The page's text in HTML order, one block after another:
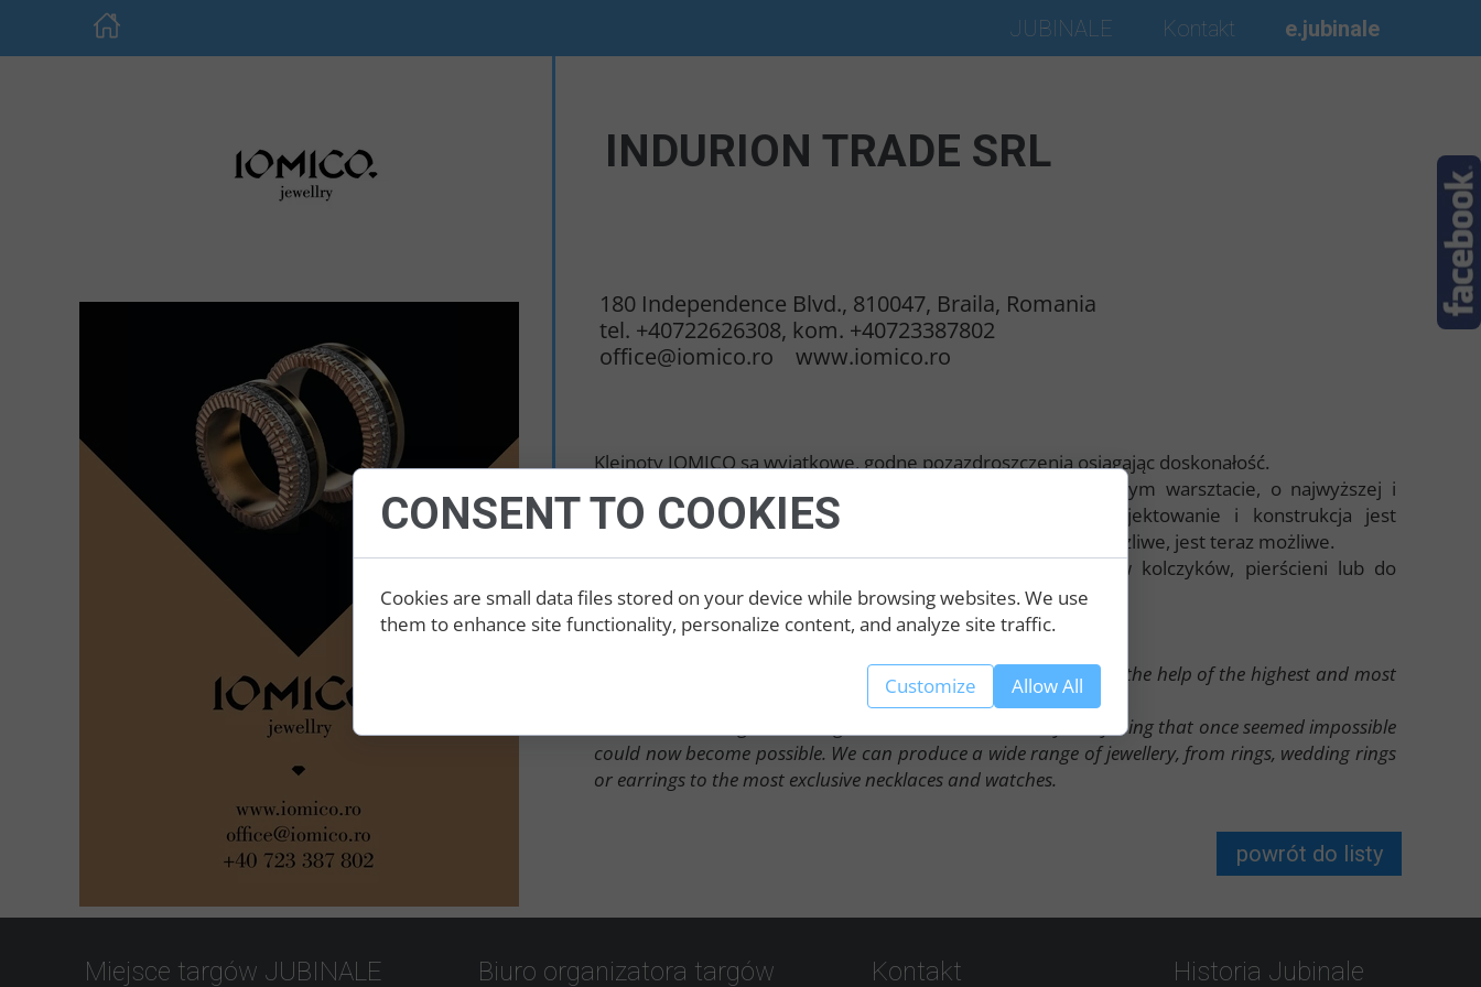
Klejnoty IOMICO są wyjątkowe, godne pozazdroszczenia osiągając doskonałość.
Wszystkie klejnoty są projektowane i produkowane w naszym warsztacie, o najwyższej i
wyjątkowej technologii - 3D Printing. Innowacja jest projektowanie i konstrukcja jest
innowacyjny. Dlatego wszystko, co kiedyś wydawało się niemożliwe, jest teraz możliwe.
Produkujemy szeroki asortyment biżuterii, od pierścionków kolczyków, pierścieni lub do
najbardziej ekskluzywnych modeli naszyjniki czy zegarki.
All jewellery are designed and made in our own workshop, with the help of the highest and most
remarkable technology - 3D Printing.
Innovation is design and design is innovation. That's why everything that once seemed impossible
could now become possible. We can produce a wide range of jewellery, from rings, wedding rings
or earrings to the most exclusive necklaces and watches.
JUBINALE Kontakt e.jubinale
powrót do listy
INDURION TRADE SRL
180 Independence Blvd., 810047, Braila, Romania
tel. +40722626308, kom. +40723387802
office@iomico.ro www.iomico.ro
Historia Jubinale
Kontakt
Biuro organizatora targów
Miejsce targów JUBINALE
CONSENT TO COOKIES
Cookies are small data files stored on your device while browsing websites. We use
them to enhance site functionality, personalize content, and analyze site traffic.
Customize Allow All